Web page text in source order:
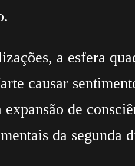
a esfera
causar
expansão de
da segunda